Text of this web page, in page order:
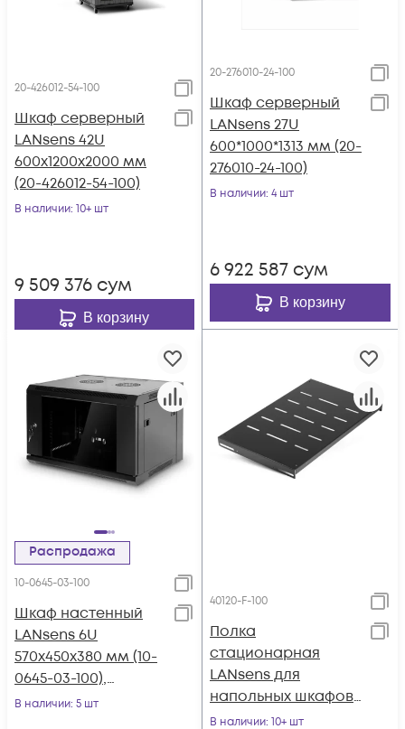
20-426012-54-100
Шкаф серверный
LANsens 42U
600x1200x2000 мм
(20-426012-54-100)
В наличии: 10+ шт
9 509 376 сум
В корзину
20-276010-24-100
Шкаф серверный
LANsens 27U
600*1000*1313 мм (20-
276010-24-100)
В наличии: 4 шт
6 922 587 сум
В корзину
Распродажа
10-0645-03-100
Шкаф настенный
LANsens 6U
570x450x380 мм (10-
0645-03-100),
металлическая
В наличии: 5 шт
40120-F-100
Полка
стационарная
LANsens для
напольных шкафов
глубиной 1200мм,
В наличии: 10+ шт